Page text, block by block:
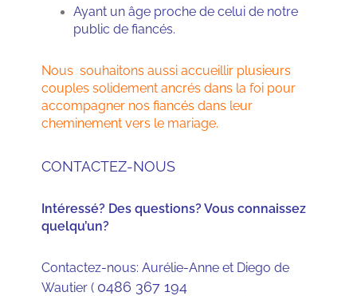
Ayant un âge proche de celui de notre
public de fiancés.
Nous souhaitons aussi accueillir plusieurs
couples solidement ancrés dans la foi pour
accompagner nos fiancés dans leur
cheminement vers le mariage.
CONTACTEZ-NOUS
Intéressé? Des questions? Vous connaissez
quelqu’un?
Contactez-nous: Aurélie-Anne et Diego de
Wautier ( 0486 367 194